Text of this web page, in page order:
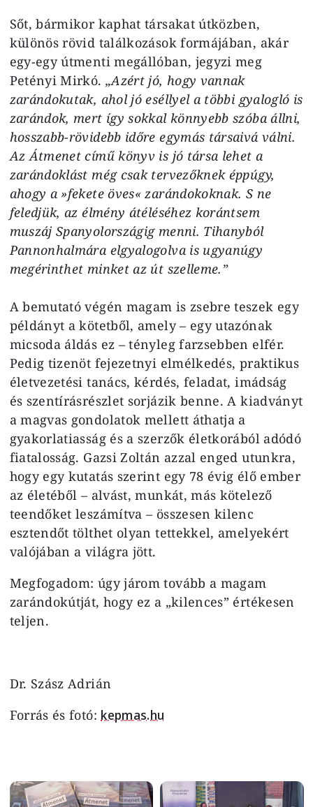
Sőt, bármikor kaphat társakat útközben,
különös rövid találkozások formájában, akár
egy-egy útmenti megállóban, jegyzi meg
Petényi Mirkó. „Azért jó, hogy vannak
zarándokutak, ahol jó eséllyel a többi gyalogló is
zarándok, mert így sokkal könnyebb szóba állni,
hosszabb-rövidebb időre egymás társaivá válni.
Az Átmenet című könyv is jó társa lehet a
zarándoklást még csak tervezőknek éppúgy,
ahogy a »fekete öves« zarándokoknak. S ne
feledjük, az élmény átéléséhez korántsem
muszáj Spanyolországig menni. Tihanyból
Pannonhalmára elgyalogolva is ugyanúgy
megérinthet minket az út szelleme.”
A bemutató végén magam is zsebre teszek egy
példányt a kötetből, amely – egy utazónak
micsoda áldás ez – tényleg farzsebben elfér.
Pedig tizenöt fejezetnyi elmélkedés, praktikus
életvezetési tanács, kérdés, feladat, imádság
és szentírásrészlet sorjázik benne. A kiadványt
a magvas gondolatok mellett áthatja a
gyakorlatiasság és a szerzők életkorából adódó
fiatalosság. Gazsi Zoltán azzal enged utunkra,
hogy egy kutatás szerint egy 78 évig élő ember
az életéből – alvást, munkát, más kötelező
teendőket leszámítva – összesen kilenc
esztendőt tölthet olyan tettekkel, amelyekért
valójában a világra jött.
Megfogadom: úgy járom tovább a magam
zarándokútját, hogy ez a „kilences” értékesen
teljen.
Dr. Szász Adrián
Forrás és fotó: kepmas.hu
Image Image